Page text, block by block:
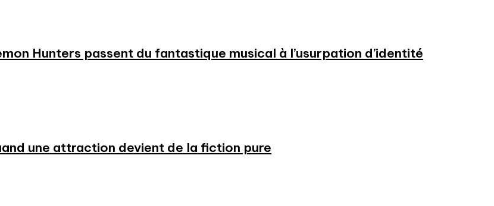
Hunters passent du fantastique musical à l’usurpation d’identité
une attraction devient de la fiction pure